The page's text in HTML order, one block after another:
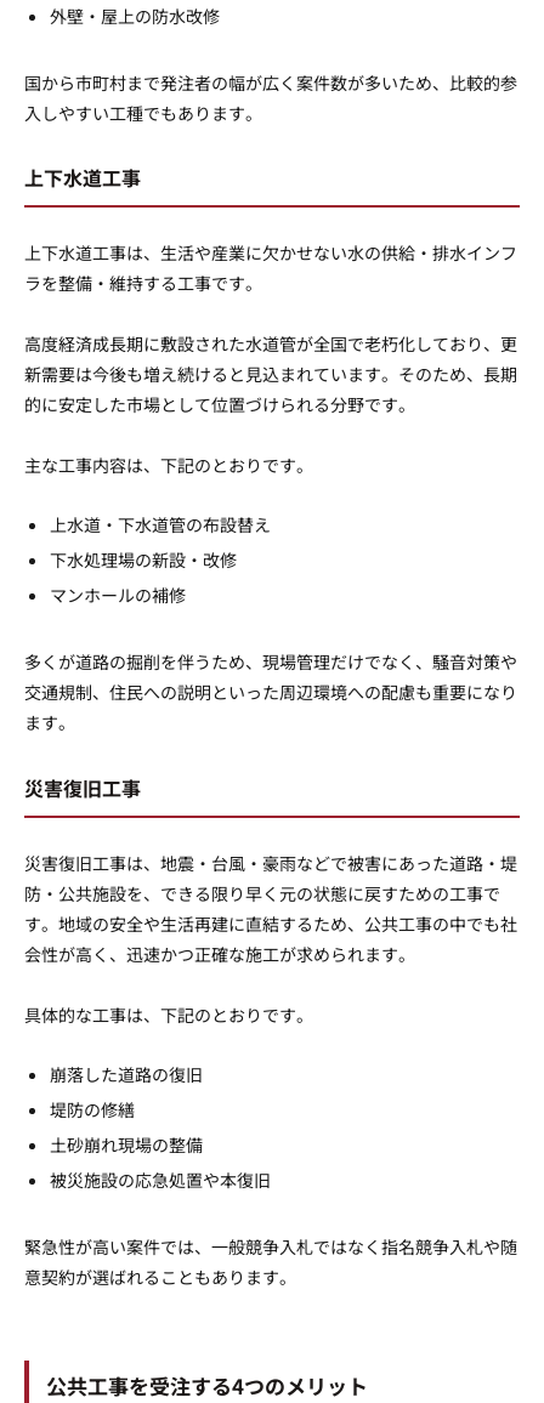
外壁・屋上の防水改修
国から市町村まで発注者の幅が広く案件数が多いため、比較的参
入しやすい工種でもあります。
上下水道工事
上下水道工事は、生活や産業に欠かせない水の供給・排水インフ
ラを整備・維持する工事です。
高度経済成長期に敷設された水道管が全国で老朽化しており、更
新需要は今後も増え続けると見込まれています。そのため、長期
的に安定した市場として位置づけられる分野です。
主な工事内容は、下記のとおりです。
上水道・下水道管の布設替え
下水処理場の新設・改修
マンホールの補修
多くが道路の掘削を伴うため、現場管理だけでなく、騒音対策や
交通規制、住民への説明といった周辺環境への配慮も重要になり
ます。
災害復旧工事
災害復旧工事は、地震・台風・豪雨などで被害にあった道路・堤
防・公共施設を、できる限り早く元の状態に戻すための工事で
す。地域の安全や生活再建に直結するため、公共工事の中でも社
会性が高く、迅速かつ正確な施工が求められます。
具体的な工事は、下記のとおりです。
崩落した道路の復旧
堤防の修繕
土砂崩れ現場の整備
被災施設の応急処置や本復旧
緊急性が高い案件では、一般競争入札ではなく指名競争入札や随
意契約が選ばれることもあります。
公共工事を受注する4つのメリット